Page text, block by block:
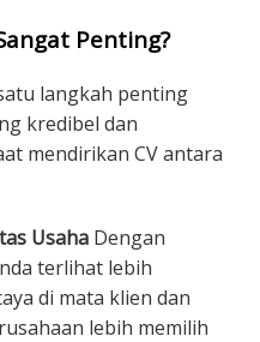
Penting?
langkah penting
kredibel dan
mendirikan CV antara
Usaha Dengan
terlihat lebih
di mata klien dan
lebih memilih